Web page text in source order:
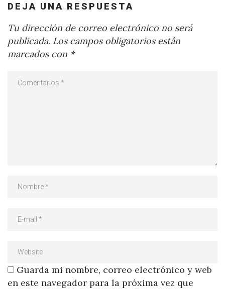
DEJA UNA RESPUESTA
Tu dirección de correo electrónico no será
publicada. Los campos obligatorios están
marcados con *
Guarda mi nombre, correo electrónico y web
en este navegador para la próxima vez que